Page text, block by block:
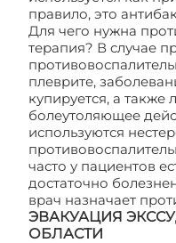
правило, это
Для чего нужна
терапия? В случае
плеврите,
купируется, а также
болеутоляющее
используются
часто у пациентов
достаточно
врач назначает
ЭВАКУАЦИЯ
ОБЛАСТИ